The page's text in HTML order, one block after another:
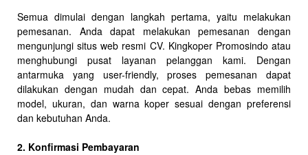
Semua dimulai dengan langkah pertama, yaitu melakukan
pemesanan. Anda dapat melakukan pemesanan dengan
mengunjungi situs web resmi CV. Kingkoper Promosindo atau
menghubungi pusat layanan pelanggan kami. Dengan
antarmuka yang user-friendly, proses pemesanan dapat
dilakukan dengan mudah dan cepat. Anda bebas memilih
model, ukuran, dan warna koper sesuai dengan preferensi
dan kebutuhan Anda.
2. Konfirmasi Pembayaran